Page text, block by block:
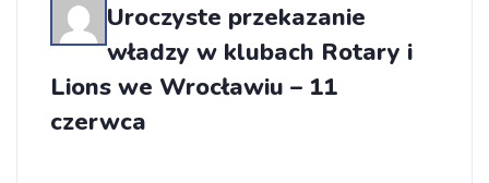
Uroczyste przekazanie
władzy w klubach Rotary i
Lions we Wrocławiu – 11
czerwca